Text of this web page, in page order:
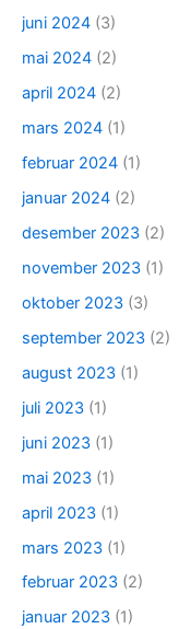
juni 2024 (3)
mai 2024 (2)
april 2024 (2)
mars 2024 (1)
februar 2024 (1)
januar 2024 (2)
desember 2023 (2)
november 2023 (1)
oktober 2023 (3)
september 2023 (2)
august 2023 (1)
juli 2023 (1)
juni 2023 (1)
mai 2023 (1)
april 2023 (1)
mars 2023 (1)
februar 2023 (2)
januar 2023 (1)